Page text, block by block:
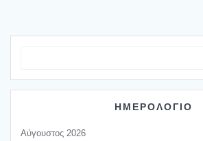
ΗΜΕΡΟΛΟΓΙΟ
Αύγουστος 2026